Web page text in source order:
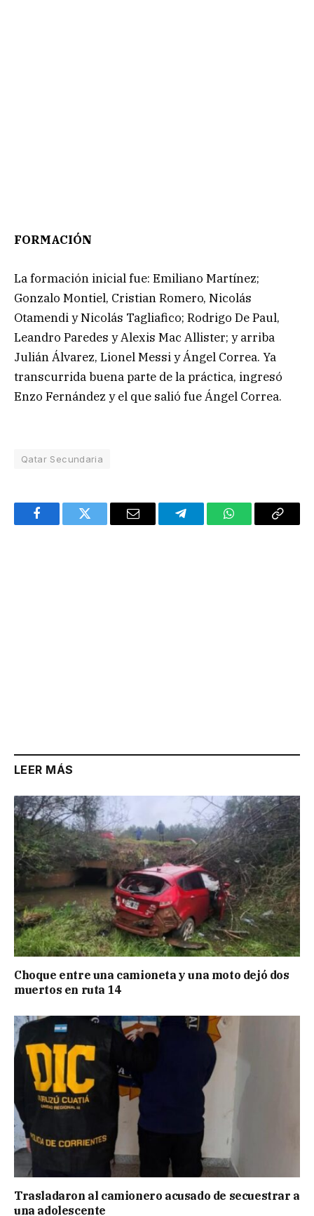
FORMACIÓN
La formación inicial fue: Emiliano Martínez;
Gonzalo Montiel, Cristian Romero, Nicolás
Otamendi y Nicolás Tagliafico; Rodrigo De Paul,
Leandro Paredes y Alexis Mac Allister; y arriba
Julián Álvarez, Lionel Messi y Ángel Correa. Ya
transcurrida buena parte de la práctica, ingresó
Enzo Fernández y el que salió fue Ángel Correa.
Qatar Secundaria
FacebookTwitter Email TelegramWhatsAppCopy
LEER MÁS
Choque entre una camioneta y una moto dejó dos
muertos en ruta 14
Trasladaron al camionero acusado de secuestrar a
una adolescente